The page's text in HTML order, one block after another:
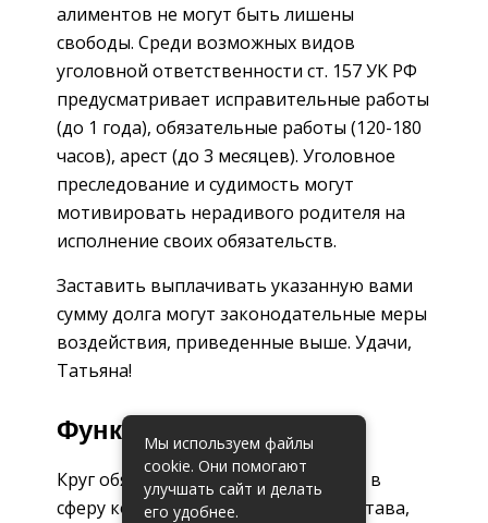
алиментов не могут быть лишены
свободы. Среди возможных видов
уголовной ответственности ст. 157 УК РФ
предусматривает исправительные работы
(до 1 года), обязательные работы (120-180
часов), арест (до 3 месяцев). Уголовное
преследование и судимость могут
мотивировать нерадивого родителя на
исполнение своих обязательств.
Заставить выплачивать указанную вами
сумму долга могут законодательные меры
воздействия, приведенные выше. Удачи,
Татьяна!
Функции пристава суда
Круг обязанностей, которые входят в
сферу компетенции судебного пристава,
Мы используем файлы
cookie. Они помогают
улучшать сайт и делать
его удобнее.